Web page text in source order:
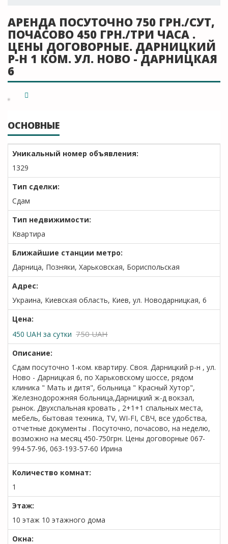
АРЕНДА ПОСУТОЧНО 750 ГРН./СУТ,
ПОЧАСОВО 450 ГРН./ТРИ ЧАСА .
ЦЕНЫ ДОГОВОРНЫЕ. ДАРНИЦКИЙ
Р-Н 1 КОМ. УЛ. НОВО - ДАРНИЦКАЯ
6
ОСНОВНЫЕ
Уникальный номер объявления:
1329
Тип сделки:
Сдам
Тип недвижимости:
Квартира
Ближайшие станции метро:
Дарница, Позняки, Харьковская, Бориспольская
Адрес:
Украина, Киевская область, Киев, ул. Новодарницкая, 6
Цена:
450 UAH за сутки 750 UAH
Описание:
Сдам посуточно 1-ком. квартиру. Своя. Дарницкий р-н , ул.
Ново - Дарницкая 6, по Харьковскому шоссе, рядом
клиника " Мать и дитя", больница " Красный Хутор",
Железнодорожняя больница,Дарницкий ж-д вокзал,
рынок. Двухспальная кровать , 2+1+1 спальных места,
мебель, бытовая техника, ТV, WI-FI, СВЧ, все удобства,
отчетные документы . Посуточно, почасово, на неделю,
возможно на месяц 450-750грн. Цены договорные 067-
994-57-96, 063-193-57-60 Ирина
Количество комнат:
1
Этаж:
10 этаж 10 этажного дома
Окна: